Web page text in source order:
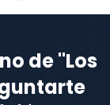
de "Los